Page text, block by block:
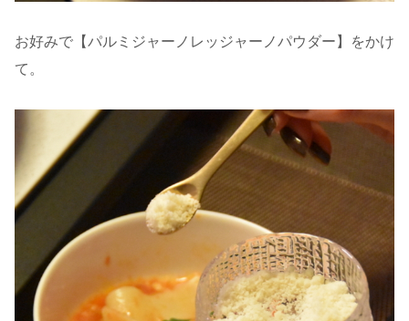
お好みで【パルミジャーノレッジャーノパウダー】をかけ
て。